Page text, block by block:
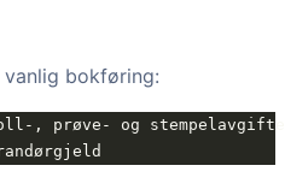
bokføring: